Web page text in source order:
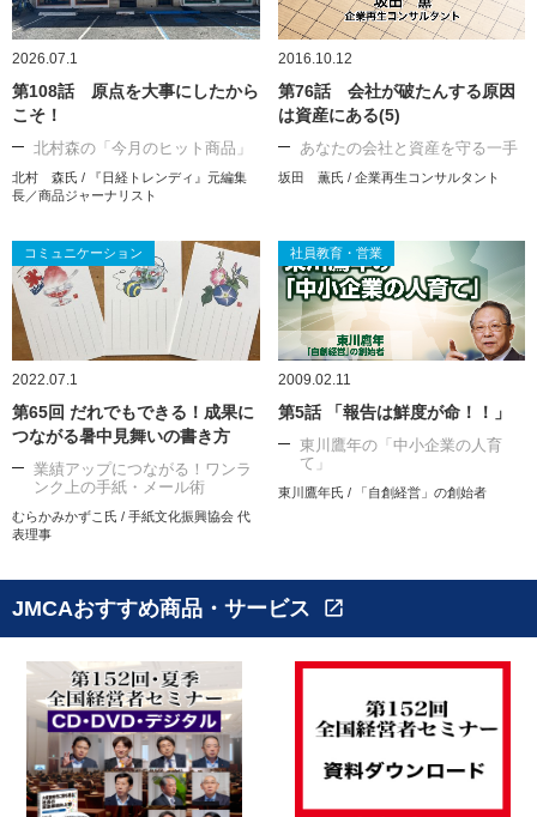
2026.07.1
第108話 原点を大事にしたから
こそ！
北村森の「今月のヒット商品」
北村 森氏 / 『日経トレンディ』元編集
長／商品ジャーナリスト
2016.10.12
第76話 会社が破たんする原因
は資産にある(5)
あなたの会社と資産を守る一手
坂田 薫氏 / 企業再生コンサルタント
コミュニケーション
2022.07.1
第65回 だれでもできる！成果に
つながる暑中見舞いの書き方
業績アップにつながる！ワンラ
ンク上の手紙・メール術
むらかみかずこ氏 / 手紙文化振興協会 代
表理事
社員教育・営業
2009.02.11
第5話 「報告は鮮度が命！！」
東川鷹年の「中小企業の人育
て」
東川鷹年氏 / 「自創経営」の創始者
JMCAおすすめ商品・サービス open_in_new